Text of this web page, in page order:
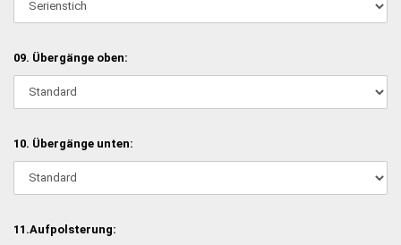
09. Übergänge oben:
10. Übergänge unten:
11.Aufpolsterung: